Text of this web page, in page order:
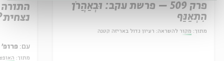
פרק 509 – פרשת עקב: וּבְאַהֲרֹן
הִתְאַנַּף
מתוך: מקור להשראה: רעיון גדול באריזה קטנה
עם: פרופ'
מתוך: